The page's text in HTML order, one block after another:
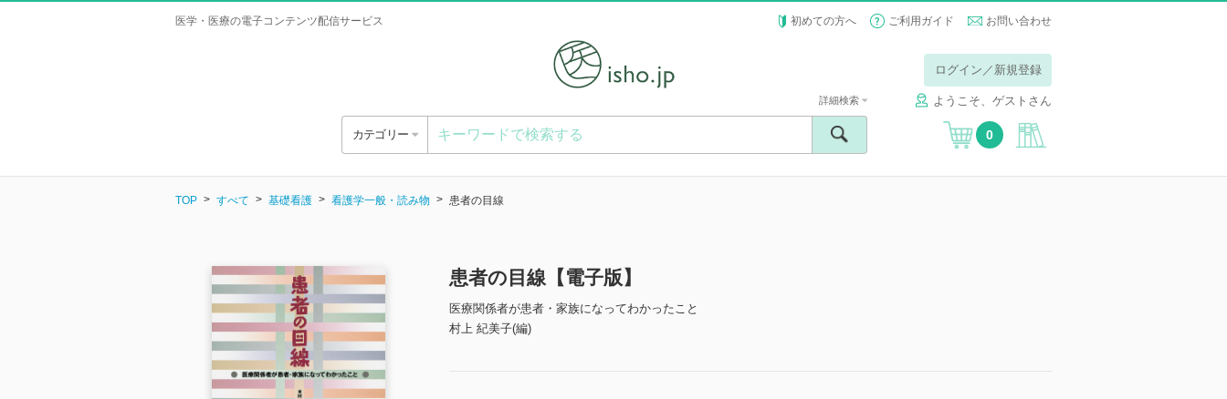
医学・医療の電子コンテンツ配信サービス 初めての方へ ご利用ガイド お問い合わせ
ログイン／新規登録
ようこそ、ゲストさん
カテゴリー
詳細検索
0
TOP すべて 基礎看護 看護学一般・読み物 患者の目線
患者の目線【電子版】
医療関係者が患者・家族になってわかったこと
村上 紀美子(編)